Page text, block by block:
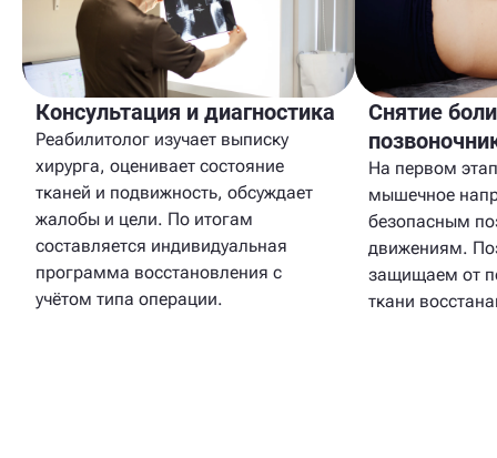
Консультация и диагностика
Реабилитолог изучает выписку
хирурга, оценивает состояние
тканей и подвижность, обсуждает
жалобы и цели. По итогам
составляется индивидуальная
программа восстановления с
учётом типа операции.
Снятие
На первом
мышечное
безопасным
движениям.
защищаем от
ткани